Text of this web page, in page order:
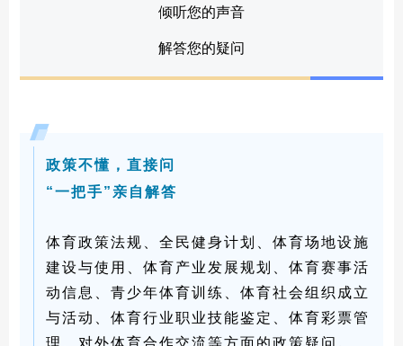
倾听您的声音
解答您的疑问
政策不懂，直接问
“一把手”亲自解答
体育政策法规、全民健身计划、体育场地设施
建设与使用、体育产业发展规划、体育赛事活
动信息、青少年体育训练、体育社会组织成立
与活动、体育行业职业技能鉴定、体育彩票管
理、对外体育合作交流等方面的政策疑问。